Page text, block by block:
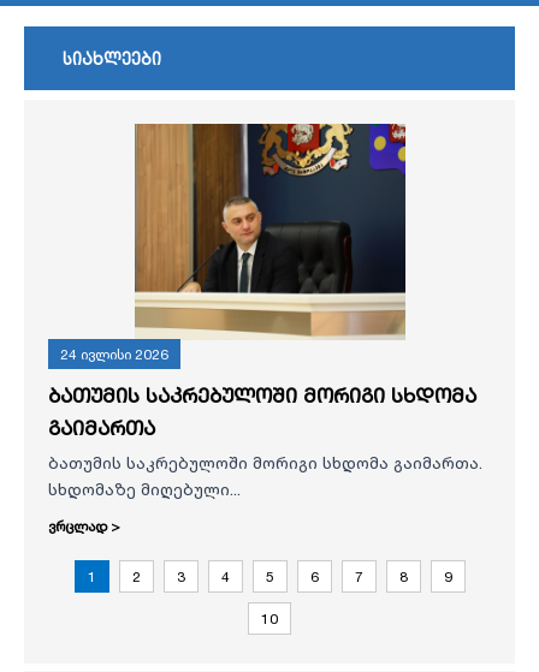
სიახლეები
24 ივლისი 2026
ბათუმის საკრებულოში მორიგი სხდომა
გაიმართა
ბათუმის საკრებულოში მორიგი სხდომა გაიმართა.
სხდომაზე მიღებული...
ვრცლად >
1 2 3 4 5 6 7 8 9
10